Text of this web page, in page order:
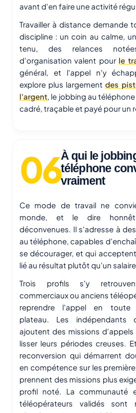
avant d'en faire une activité
Travailler à distance demande
discipline : un coin au calme,
tenu, des relances
d'organisation valent pour le
général, et l'appel n'y
explore plus largementdes
l'argent, le jobbing au
cadré, traçable et payé pour un
À qui le
téléphone
vraiment
Ce mode de travail ne
monde, et le dire
déconvenues. Il s'adresse à
au téléphone, capables
se décourager, et qui
lié au résultat plutôt qu'un
Trois profils s'y
commerciaux ou anciens
reprendre l'appel en toute
plateau. Les indépendants
ajoutent des missions
lisser leurs périodes creuses.
reconversion qui démarrent
en compétence sur les
prennent des missions plus
profil noté. La communauté
téléopérateurs validés sont